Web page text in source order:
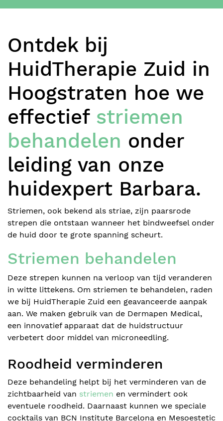
Blog
Prijzen
Over ons
Over mij
Contact
BOEK ONLINE
Ontdek bij
HuidTherapie Zuid in
Hoogstraten hoe we
effectief striemen
behandelen onder
leiding van onze
huidexpert Barbara.
Striemen, ook bekend als striae, zijn paarsrode
strepen die ontstaan wanneer het bindweefsel onder
de huid door te grote spanning scheurt.
Striemen behandelen
Deze strepen kunnen na verloop van tijd veranderen
in witte littekens. Om striemen te behandelen, raden
we bij HuidTherapie Zuid een geavanceerde aanpak
aan. We maken gebruik van de Dermapen Medical,
een innovatief apparaat dat de huidstructuur
verbetert door middel van microneedling.
Roodheid verminderen
Deze behandeling helpt bij het verminderen van de
zichtbaarheid van striemen en vermindert ook
eventuele roodheid. Daarnaast kunnen we speciale
cocktails van BCN Institute Barcelona en Mesoestetic